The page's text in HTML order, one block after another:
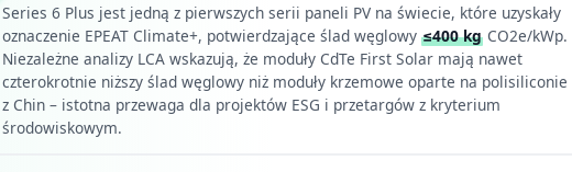
Series 6 Plus jest jedną z pierwszych serii paneli PV na świecie, które uzyskały
oznaczenie EPEAT Climate+, potwierdzające ślad węglowy ≤400 kgCO2e/kWp.
Niezależne analizy LCA wskazują, że moduły CdTe First Solar mają nawet
czterokrotnie niższy ślad węglowy niż moduły krzemowe oparte na polisiliconie
z Chin – istotna przewaga dla projektów ESG i przetargów z kryterium
środowiskowym.